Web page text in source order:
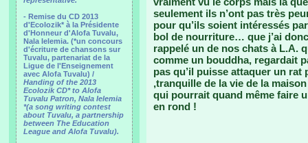
- Remise du CD 2013
d'Ecolozik* à la Présidente
d'Honneur d'Alofa Tuvalu,
Nala Ielemia. (*un concours
d'écriture de chansons sur
Tuvalu, partenariat de la
Ligue de l'Enseignement
avec Alofa Tuvalu) /
Handing of the 2013
Ecolozik CD* to Alofa
Tuvalu Patron, Nala Ielemia
*(a song writing contest
about Tuvalu, a partnership
between The Education
League and Alofa Tuvalu).
seulement ils n’ont pas très
pour qu’ils soient intéressés
bol de nourriture… que j’ai
rappelé un de nos chats à L.A.
comme un bouddha, regardait
pas qu’il puisse attaquer un
,tranquille de la vie de la
qui pourrait quand même faire
en rond !